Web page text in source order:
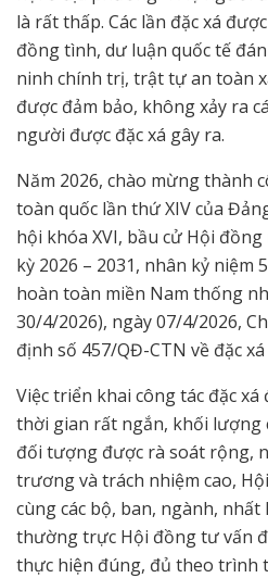
là rất thấp. Các lần đặc xá
đồng tình, dư luận quốc tế
ninh chính trị, trật tự an toàn
được đảm bảo, không xảy ra
người được đặc xá gây ra.
Năm 2026, chào mừng thành
toàn quốc lần thứ XIV của
hội khóa XVI, bầu cử Hội
kỳ 2026 – 2031, nhân kỷ niệm
hoàn toàn miền Nam thống
30/4/2026), ngày 07/4/2026,
định số 457/QĐ-CTN về đặc xá
Việc triển khai công tác đặc
thời gian rất ngắn, khối lượng
đối tượng được rà soát rộng,
trương và trách nhiệm cao,
cùng các bộ, ban, ngành, nhất
thường trực Hội đồng tư vấn
thực hiện đúng, đủ theo trình